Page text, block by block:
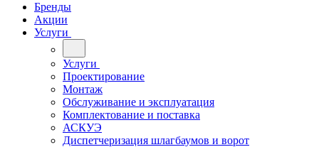
Бренды
Акции
Услуги
Услуги
Проектирование
Монтаж
Обслуживание и эксплуатация
Комплектование и поставка
АСКУЭ
Диспетчеризация шлагбаумов и ворот